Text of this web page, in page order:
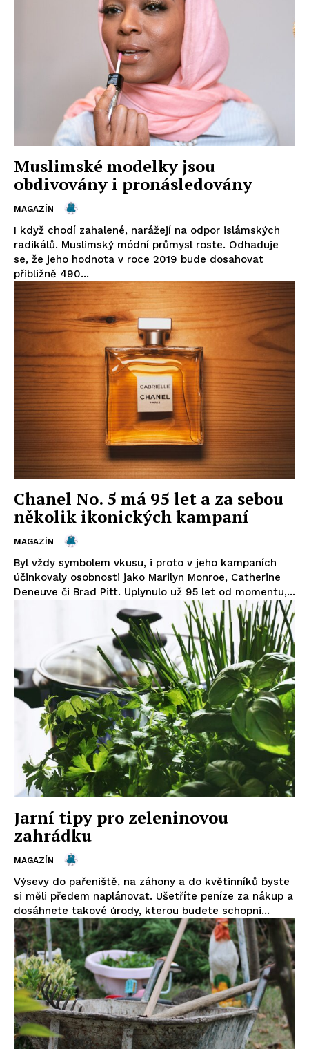
Muslimské modelky jsou
obdivovány i pronásledovány
MAGAZÍN
I když chodí zahalené, narážejí na odpor islámských
radikálů. Muslimský módní průmysl roste. Odhaduje
se, že jeho hodnota v roce 2019 bude dosahovat
přibližně 490...
Chanel No. 5 má 95 let a za sebou
několik ikonických kampaní
MAGAZÍN
Byl vždy symbolem vkusu, i proto v jeho kampaních
účinkovaly osobnosti jako Marilyn Monroe, Catherine
Deneuve či Brad Pitt. Uplynulo už 95 let od momentu,...
Jarní tipy pro zeleninovou
zahrádku
MAGAZÍN
Výsevy do pařeniště, na záhony a do květinníků byste
si měli předem naplánovat. Ušetříte peníze za nákup a
dosáhnete takové úrody, kterou budete schopni...